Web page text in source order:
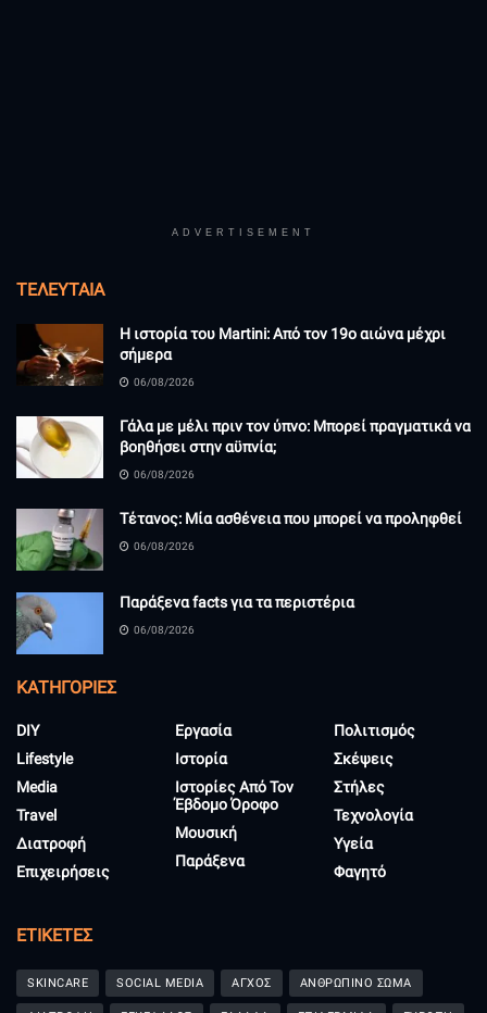
ADVERTISEMENT
ΤΕΛΕΥΤΑΊΑ
Η ιστορία του Martini: Από τον 19ο αιώνα μέχρι
σήμερα
06/08/2026
Γάλα με μέλι πριν τον ύπνο: Μπορεί πραγματικά να
βοηθήσει στην αϋπνία;
06/08/2026
Τέτανος: Μία ασθένεια που μπορεί να προληφθεί
06/08/2026
Παράξενα facts για τα περιστέρια
06/08/2026
KΑΤΗΓΟΡΊΕΣ
DIY
Lifestyle
Media
Travel
Διατροφή
Επιχειρήσεις
Εργασία
Ιστορία
Ιστορίες Από Τον
Έβδομο Όροφο
Μουσική
Παράξενα
Πολιτισμός
Σκέψεις
Στήλες
Τεχνολογία
Υγεία
Φαγητό
ΕΤΙΚΈΤΕΣ
SKINCARE SOCIAL MEDIA ΑΓΧΟΣ ΑΝΘΡΩΠΙΝΟ ΣΩΜΑ